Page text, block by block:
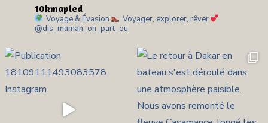
10kmapied
Voyage & Évasion
Voyager, explorer, rêver
@dis_maman_on_part_ou